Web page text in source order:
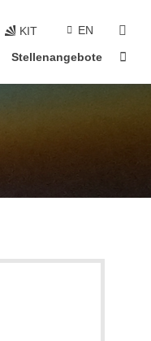
KIT EN
Stellenangebote